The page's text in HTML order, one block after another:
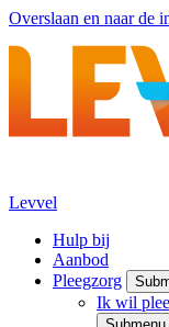
Overslaan en naar de
Levvel
Hulp bij
Aanbod
Pleegzorg
Ik wil